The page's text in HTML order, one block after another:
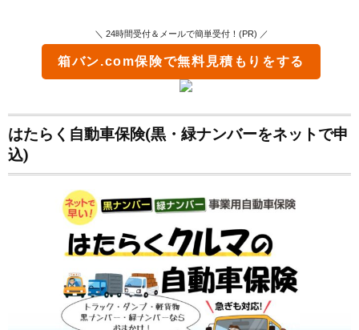
＼ 24時間受付＆メールで簡単受付！(PR) ／
箱バン.com保険で無料見積もりをする
はたらく自動車保険(黒・緑ナンバーをネットで申
込)